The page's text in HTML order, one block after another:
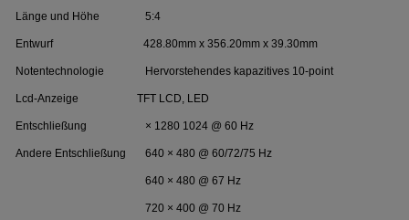
Länge und Höhe 5:4
Entwurf 428.80mm x 356.20mm x 39.30mm
Notentechnologie Hervorstehendes kapazitives 10-point
Lcd-Anzeige TFT LCD, LED
Entschließung × 1280 1024 @ 60 Hz
Andere Entschließung 640 × 480 @ 60/72/75 Hz
640 × 480 @ 67 Hz
720 × 400 @ 70 Hz